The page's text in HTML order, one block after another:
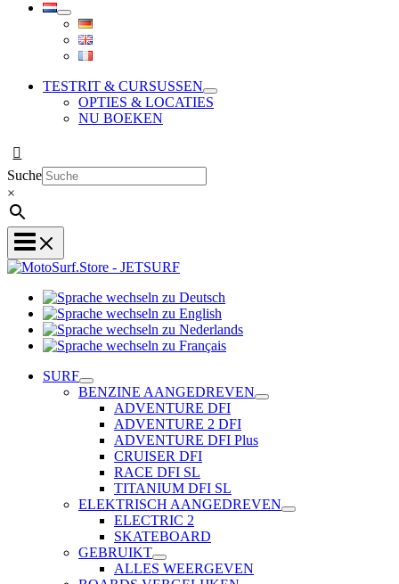
TESTRIT & CURSUSSEN
OPTIES & LOCATIES
NU BOEKEN
Suche
×
zu
Deutsch
wechseln
zu
Sprache
Sprache
Français
SURF
BENZINE AANGEDREVEN
ADVENTURE DFI
ADVENTURE 2 DFI
ADVENTURE DFI Plus
CRUISER DFI
RACE DFI SL
TITANIUM DFI SL
ELEKTRISCH AANGEDREVEN
ELECTRIC 2
SKATEBOARD
GEBRUIKT
ALLES WEERGEVEN